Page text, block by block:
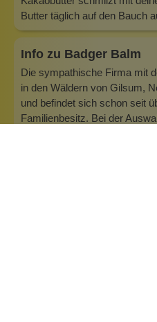
Butter täglich auf den Bauch
Info zu Badger Balm
Die sympathische Firma mit
in den Wäldern von Gilsum,
und befindet sich schon seit
Familienbesitz. Bei der